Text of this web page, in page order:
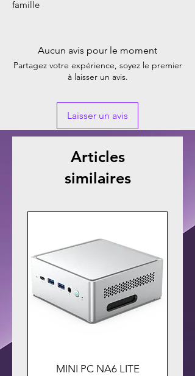
famille
Aucun avis pour le moment
Partagez votre expérience, soyez le premier
à laisser un avis.
Laisser un avis
Articles
similaires
MINI PC NA6 LITE